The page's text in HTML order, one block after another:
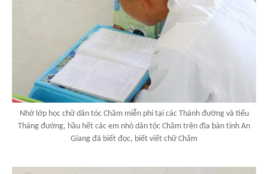
Nhờ lớp học chữ dân tóc Chăm miễn phí tại các Thánh đường và tiểu
Tháng đường, hầu hết các em nhỏ dân tộc Chăm trên địa bàn tỉnh An
Giang đã biết đọc, biết viết chữ Chăm